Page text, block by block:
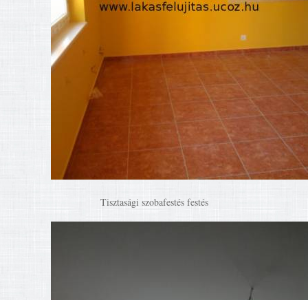
Tisztasági szobafestés festés